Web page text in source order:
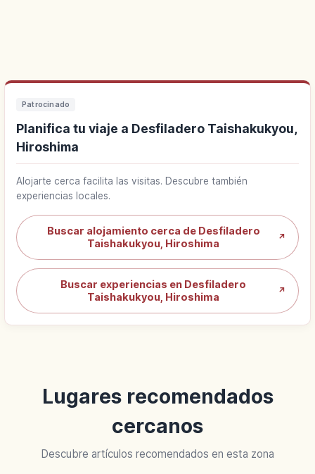
Patrocinado
Planifica tu viaje a Desfiladero Taishakukyou,
Hiroshima
Alojarte cerca facilita las visitas. Descubre también
experiencias locales.
Buscar alojamiento cerca de Desfiladero
Taishakukyou, Hiroshima
↗
Buscar experiencias en Desfiladero
Taishakukyou, Hiroshima
↗
Lugares recomendados
cercanos
Descubre artículos recomendados en esta zona